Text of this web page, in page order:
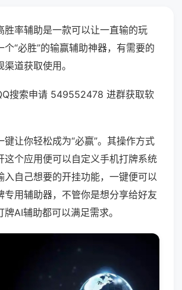
胜率辅助是一款可以让一直输的玩
个“必胜”的输赢辅助神器，有需要的
道获取使用。
搜索申请 549552478 进群获取软
键让你轻松成为“必赢”。其操作方式
这个应用便可以自定义手机打牌系统
入自己想要的开挂功能，一键便可以
专用辅助器，不管你是想分享给好友
AI辅助都可以满足需求。